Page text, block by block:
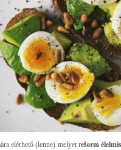
elérhető (lenne) melyet reform